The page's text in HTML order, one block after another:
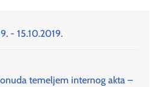
- 15.10.2019.
temeljem internog akta –